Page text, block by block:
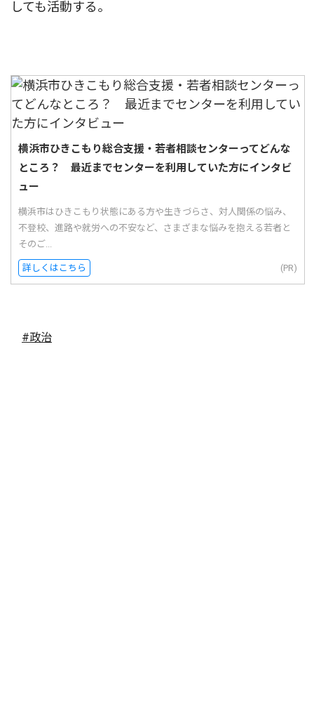
しても活動する。
横浜市ひきこもり総合支援・若者相談センターってどんな
ところ？ 最近までセンターを利用していた方にインタビ
ュー
横浜市はひきこもり状態にある方や生きづらさ、対人関係の悩み、
不登校、進路や就労への不安など、さまざまな悩みを抱える若者と
そのご...
詳しくはこちら (PR)
#政治